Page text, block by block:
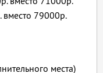
79000р.
места)